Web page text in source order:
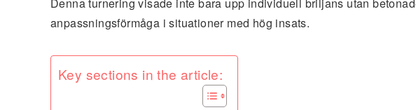
Denna turnering visade inte bara upp individuell briljans utan
anpassningsförmåga i situationer med hög insats.
Key sections in the article: